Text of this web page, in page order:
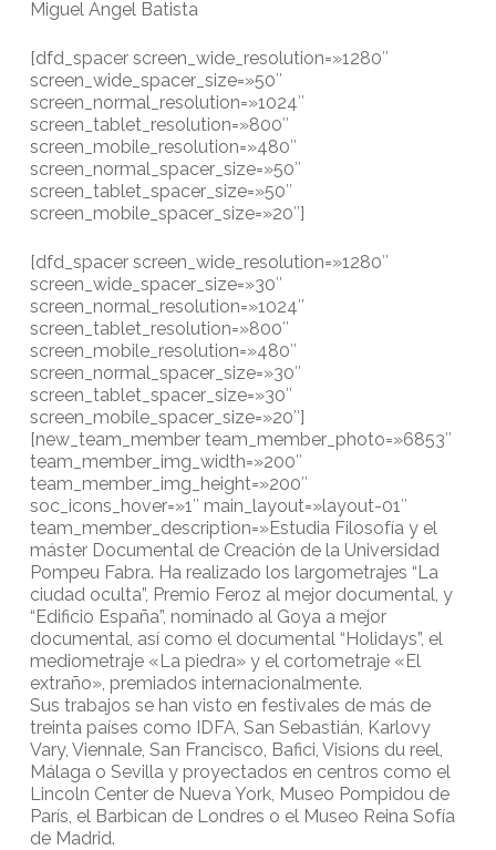
Miguel Angel Batista
[dfd_spacer screen_wide_resolution=»1280″
screen_wide_spacer_size=»50″
screen_normal_resolution=»1024″
screen_tablet_resolution=»800″
screen_mobile_resolution=»480″
screen_normal_spacer_size=»50″
screen_tablet_spacer_size=»50″
screen_mobile_spacer_size=»20″]
[dfd_spacer screen_wide_resolution=»1280″
screen_wide_spacer_size=»30″
screen_normal_resolution=»1024″
screen_tablet_resolution=»800″
screen_mobile_resolution=»480″
screen_normal_spacer_size=»30″
screen_tablet_spacer_size=»30″
screen_mobile_spacer_size=»20″]
[new_team_member team_member_photo=»6853″
team_member_img_width=»200″
team_member_img_height=»200″
soc_icons_hover=»1″ main_layout=»layout-01″
team_member_description=»Estudia Filosofía y el
máster Documental de Creación de la Universidad
Pompeu Fabra. Ha realizado los largometrajes “La
ciudad oculta”, Premio Feroz al mejor documental, y
“Edificio España”, nominado al Goya a mejor
documental, así como el documental “Holidays”, el
mediometraje «La piedra» y el cortometraje «El
extraño», premiados internacionalmente.
Sus trabajos se han visto en festivales de más de
treinta países como IDFA, San Sebastián, Karlovy
Vary, Viennale, San Francisco, Bafici, Visions du reel,
Málaga o Sevilla y proyectados en centros como el
Lincoln Center de Nueva York, Museo Pompidou de
París, el Barbican de Londres o el Museo Reina Sofía
de Madrid.